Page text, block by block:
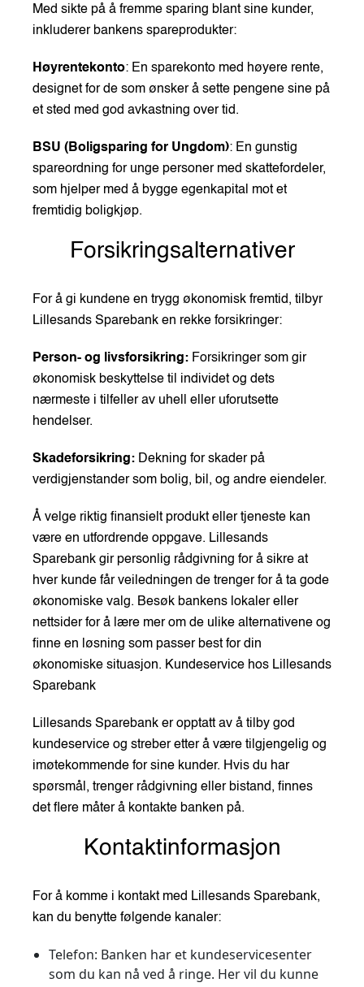
Med sikte på å fremme sparing blant sine kunder,
inkluderer bankens spareprodukter:
Høyrentekonto: En sparekonto med høyere rente,
designet for de som ønsker å sette pengene sine på
et sted med god avkastning over tid.
BSU (Boligsparing for Ungdom): En gunstig
spareordning for unge personer med skattefordeler,
som hjelper med å bygge egenkapital mot et
fremtidig boligkjøp.
Forsikringsalternativer
For å gi kundene en trygg økonomisk fremtid, tilbyr
Lillesands Sparebank en rekke forsikringer:
Person- og livsforsikring: Forsikringer som gir
økonomisk beskyttelse til individet og dets
nærmeste i tilfeller av uhell eller uforutsette
hendelser.
Skadeforsikring: Dekning for skader på
verdigjenstander som bolig, bil, og andre eiendeler.
Å velge riktig finansielt produkt eller tjeneste kan
være en utfordrende oppgave. Lillesands
Sparebank gir personlig rådgivning for å sikre at
hver kunde får veiledningen de trenger for å ta gode
økonomiske valg. Besøk bankens lokaler eller
nettsider for å lære mer om de ulike alternativene og
finne en løsning som passer best for din
økonomiske situasjon. Kundeservice hos Lillesands
Sparebank
Lillesands Sparebank er opptatt av å tilby god
kundeservice og streber etter å være tilgjengelig og
imøtekommende for sine kunder. Hvis du har
spørsmål, trenger rådgivning eller bistand, finnes
det flere måter å kontakte banken på.
Kontaktinformasjon
For å komme i kontakt med Lillesands Sparebank,
kan du benytte følgende kanaler:
Telefon: Banken har et kundeservicesenter
som du kan nå ved å ringe. Her vil du kunne